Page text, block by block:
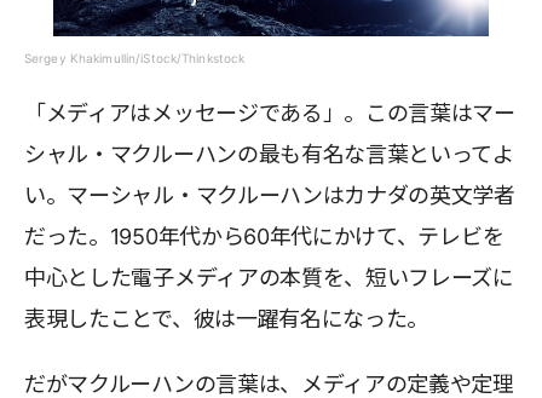
Sergey Khakimullin/iStock/Thinkstock
「メディアはメッセージである」。この言葉はマー
シャル・マクルーハンの最も有名な言葉といってよ
い。マーシャル・マクルーハンはカナダの英文学者
だった。1950年代から60年代にかけて、テレビを
中心とした電子メディアの本質を、短いフレーズに
表現したことで、彼は一躍有名になった。
だがマクルーハンの言葉は、メディアの定義や定理